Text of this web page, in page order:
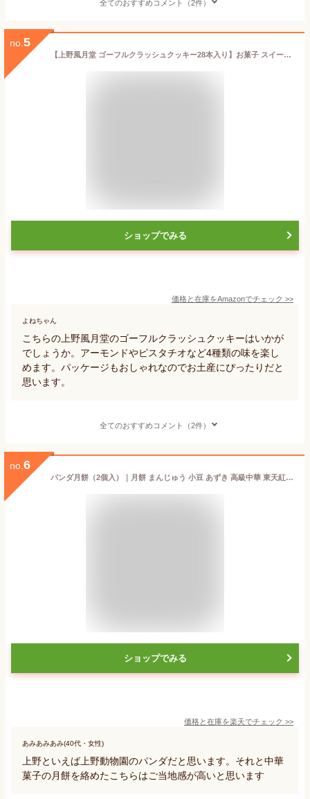
全てのおすすめコメント（2件）
no. 5
【上野風月堂 ゴーフルクラッシュクッキー28本入り】お菓子 スイーツ プレゼント 焼き菓子 ギフト 御礼 御祝 返礼 御挨拶 菓子折り 粗品 記念品 景品 上野風月堂 退職 クッキー ビスケット お歳暮 御歳暮 御中元
ショップでみる
価格と在庫をAmazonでチェック >>
よねちゃん
こちらの上野風月堂のゴーフルクラッシュクッキーはいかが
でしょうか。アーモンドやピスタチオなど4種類の味を楽し
めます。パッケージもおしゃれなのでお土産にぴったりだと
思います。
全てのおすすめコメント（2件）
no. 6
パンダ月餅（2個入）｜月餅 まんじゅう 小豆 あずき 高級中華 東天紅 デザート スイーツ 中華菓子 菓子 お土産 手土産 ティータイム 食後 本格中華 上野土産 パンダ 日本製
ショップでみる
価格と在庫を楽天でチェック >>
あみあみあみ(40代・女性)
上野といえば上野動物園のパンダだと思います。それと中華
菓子の月餅を絡めたこちらはご当地感が高いと思います